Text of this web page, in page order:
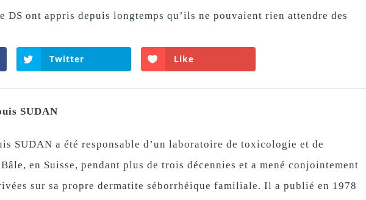
DS ont appris depuis longtemps qu’ils ne pouvaient rien attendre des
Twitter Like
SUDAN
SUDAN a été responsable d’un laboratoire de toxicologie et de
en Suisse, pendant plus de trois décennies et a mené conjointement
sur sa propre dermatite séborrhéique familiale. Il a publié en 1978